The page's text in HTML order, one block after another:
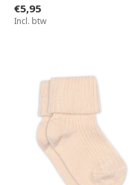
€5,95
Incl. btw